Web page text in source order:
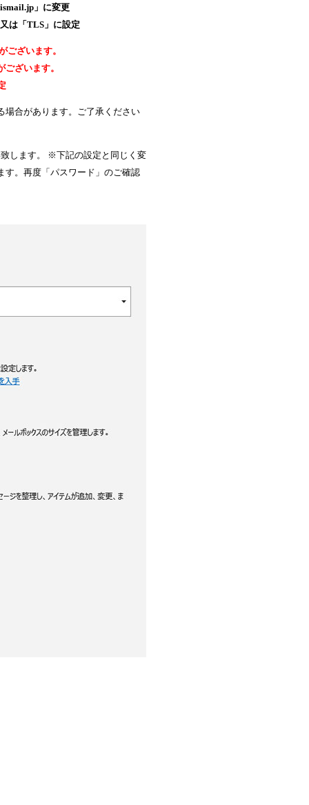
」に変更
は「TLS」に設定
ございます。
ざいます。
合があります。ご了承ください
します。 ※下記の設定と同じく変
す。再度「パスワード」のご確認